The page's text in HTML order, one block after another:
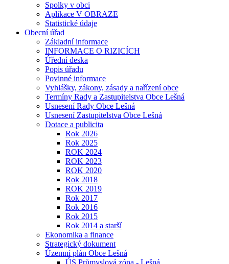
Spolky v obci
Aplikace V OBRAZE
Statistické údaje
Obecní úřad
Základní informace
INFORMACE O RIZICÍCH
Úřední deska
Popis úřadu
Povinné informace
Vyhlášky, zákony, zásady a nařízení obce
Termíny Rady a Zastupitelstva Obce Lešná
Usnesení Rady Obce Lešná
Usnesení Zastupitelstva Obce Lešná
Dotace a publicita
Rok 2026
Rok 2025
ROK 2024
ROK 2023
ROK 2020
Rok 2018
ROK 2019
Rok 2017
Rok 2016
Rok 2015
Rok 2014 a starší
Ekonomika a finance
Strategický dokument
Územní plán Obce Lešná
ÚS Průmyslová zóna - Lešná